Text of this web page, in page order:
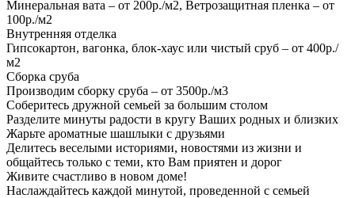
Минеральная вата – от 200р./м2, Ветрозащитная пленка – от
100р./м2
Внутренняя отделка
Гипсокартон, вагонка, блок-хаус или чистый сруб – от 400р./
м2
Сборка сруба
Производим сборку сруба – от 3500р./м3
Соберитесь дружной семьей за большим столом
Разделите минуты радости в кругу Ваших родных и близких
Жарьте ароматные шашлыки с друзьями
Делитесь веселыми историями, новостями из жизни и
общайтесь только с теми, кто Вам приятен и дорог
Живите счастливо в новом доме!
Наслаждайтесь каждой минутой, проведенной с семьей